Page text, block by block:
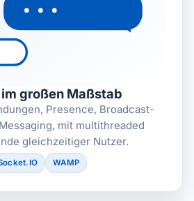
großen Maßstab
Presence, Broadcast-
mit multithreaded
gleichzeitiger Nutzer.
WAMP